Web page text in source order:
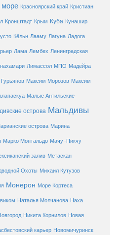
море Красноярский край Кристиан
Кронштадт Крым Куба Кунашир
Кёльн Лааму Лагуна Ладога
Лама Лембех Ленинградская
Лимассол МПО Мадейра
Максим Морозов Максим
Малые Антильские
острова Мальдивы
острова Марина
Марко Монтальдо Мачу-Пикчу
залив Метаскан
Охоты Михаил Кутузов
Монерон Море Кортеса
Наталья Молчанова Наха
Никита Корнилов Новая
карьер Новомичуринск